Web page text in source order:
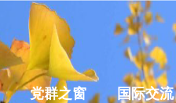
党群之窗 国际交流